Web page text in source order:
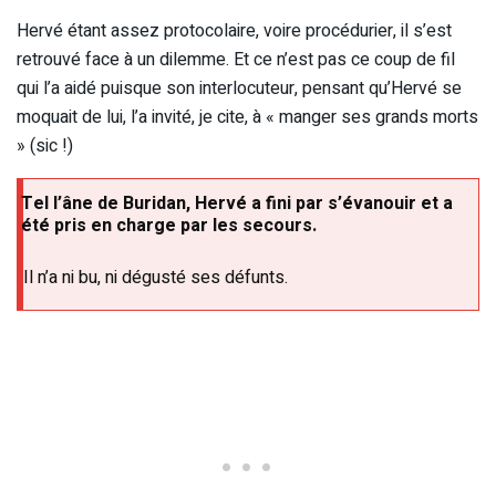
Hervé étant assez protocolaire, voire procédurier, il s’est
retrouvé face à un dilemme. Et ce n’est pas ce coup de fil
qui l’a aidé puisque son interlocuteur, pensant qu’Hervé se
moquait de lui, l’a invité, je cite, à « manger ses grands morts
» (sic !)
Tel l’âne de Buridan, Hervé a fini par s’évanouir et a
été pris en charge par les secours.
Il n’a ni bu, ni dégusté ses défunts.